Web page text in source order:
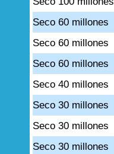
Seco 60 millones
Seco 60 millones
Seco 60 millones
Seco 40 millones
Seco 30 millones
Seco 30 millones
Seco 30 millones